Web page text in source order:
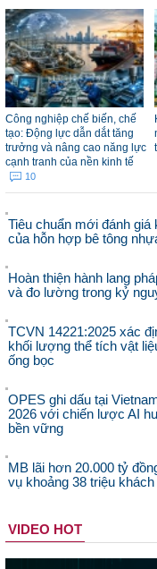
Công nghiệp chế biến, chế
tạo: Động lực dẫn dắt tăng
trưởng và nâng cao năng lực
cạnh tranh của nền kinh tế
10
Tiêu chuẩn mới đánh giá
của hỗn hợp bê tông
Hoàn thiện hành lang
và đo lường trong kỷ
TCVN 14221:2025 xác
khối lượng thể tích vật
ống bọc
OPES ghi dấu tại
2026 với chiến lược AI
bền vững
MB lãi hơn 20.000 tỷ
vụ khoảng 38 triệu khách
VIDEO HOT